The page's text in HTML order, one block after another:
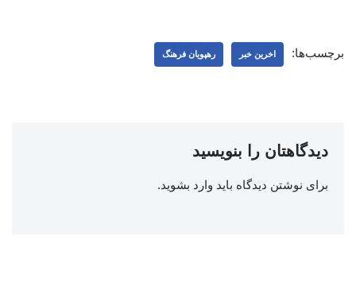
برچسب‌ها: اخرین خبر رهپویان فرهنگ
دیدگاهتان را بنویسید
برای نوشتن دیدگاه باید وارد بشوید.